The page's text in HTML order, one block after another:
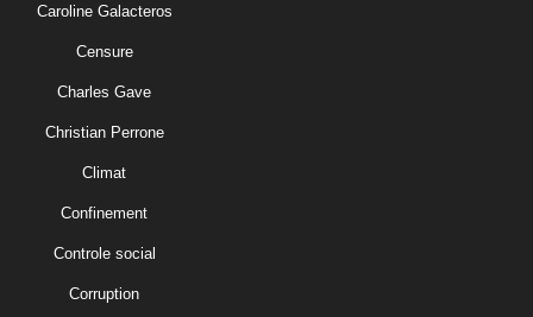
Caroline Galacteros
Censure
Charles Gave
Christian Perrone
Climat
Confinement
Controle social
Corruption